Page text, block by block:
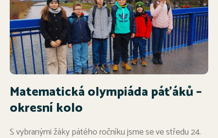
Matematická olympiáda páťáků –
okresní kolo
S vybranými žáky pátého ročníku jsme se ve středu 24.